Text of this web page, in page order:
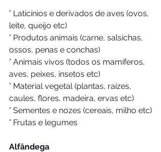
° Laticínios e derivados de aves (ovos,
leite, queijo etc)
° Produtos animais (carne, salsichas,
ossos, penas e conchas)
° Animais vivos (todos os mamíferos,
aves, peixes, insetos etc)
° Material vegetal (plantas, raízes,
caules, flores, madeira, ervas etc)
° Sementes e nozes (cereais, milho etc)
° Frutas e legumes
Alfândega